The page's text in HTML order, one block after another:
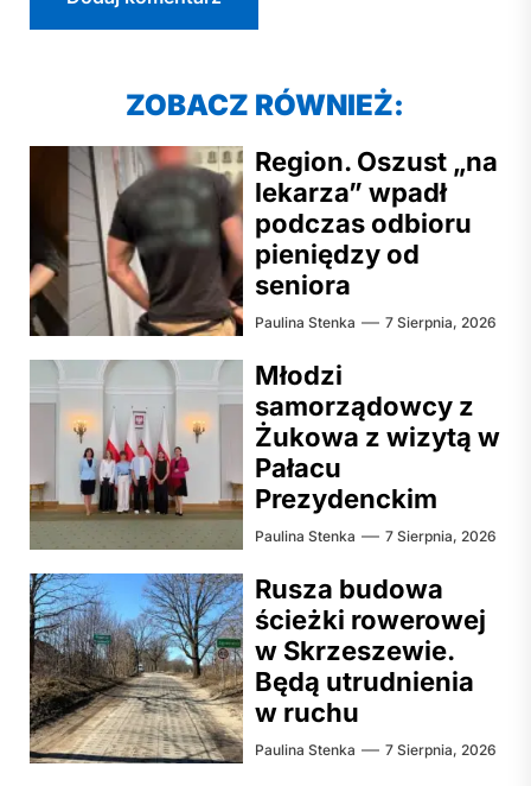
ZOBACZ RÓWNIEŻ:
Region. Oszust „na
lekarza” wpadł
podczas odbioru
pieniędzy od
seniora
Paulina Stenka 7 Sierpnia, 2026
Młodzi
samorządowcy z
Żukowa z wizytą w
Pałacu
Prezydenckim
Paulina Stenka 7 Sierpnia, 2026
Rusza budowa
ścieżki rowerowej
w Skrzeszewie.
Będą utrudnienia
w ruchu
Paulina Stenka 7 Sierpnia, 2026